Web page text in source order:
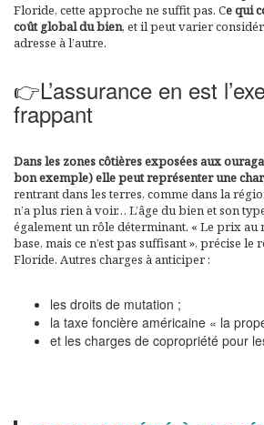
Floride, cette approche ne suffit pas. Ce qui
coût global du bien, et il peut varier
adresse à l’autre.
👉L’assurance en est
frappant
Dans les zones côtières exposées aux
bon exemple) elle peut représenter une
rentrant dans les terres, comme dans la
n’a plus rien à voir… L’âge du bien et son
également un rôle déterminant. « Le prix au
base, mais ce n’est pas suffisant », précise
Floride. Autres charges à anticiper :
les droits de mutation ;
la taxe foncière américaine « la
et les charges de copropriété pour